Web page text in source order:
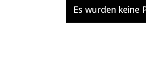
Es wurden keine